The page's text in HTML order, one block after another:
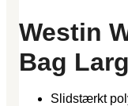
Westin
Bag
Slidstærkt